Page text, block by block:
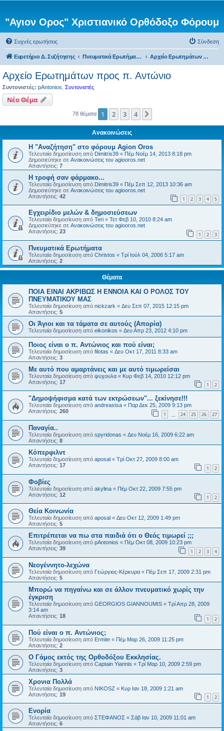
"Αγιον Ορος" Χριστιανικό Ορθόδοξο Φόρουμ
Συχνές ερωτήσεις Σύνδεση
Ευρετήριο Δ. Συζήτησης Πνευματικά Ερωτήματα προς τον π. Αντώνιο Αρχείο Ερωτημάτων προς π. Αντώνιο
Αρχείο Ερωτημάτων προς π. Αντώνιο
Συντονιστές: pAntonios Συντονιστές
Νέο Θέμα
78 θέματα 1 2 3 4
Ανακοινώσεις
Η "Αναζήτηση" στο φόρουμ Agion Oros
Τελευταία δημοσίευση από Dimitris39 « Πέμ Νοέμ 14, 2013 8:18 pm
Δημοσιεύτηκε σε Ανακοινώσεις του agiooros.net
Απαντήσεις: 7
H τροφή σαν φάρμακο...
Τελευταία δημοσίευση από Dimitris39 « Πέμ Σεπ 12, 2013 10:36 am
Δημοσιεύτηκε σε Ανακοινώσεις του agiooros.net
Απαντήσεις: 42 1 2 3 4 5
Εγχειρίδιο μελών & δημοσιεύσεων
Τελευταία δημοσίευση από Teri « Τετ Φεβ 10, 2010 8:24 am
Δημοσιεύτηκε σε Ανακοινώσεις του agiooros.net
Απαντήσεις: 23 1 2 3
Πνευματικά Ερωτήματα
Τελευταία δημοσίευση από Christos « Τρί Ιούλ 04, 2006 5:17 am
Απαντήσεις: 2
Θέματα
ΠΟΙΑ ΕΙΝΑΙ ΑΚΡΙΒΩΣ Η ΕΝΝΟΙΑ ΚΑΙ Ο ΡΟΛΟΣ ΤΟΥ
ΠΝΕΥΜΑΤΙΚΟΥ ΜΑΣ
Τελευταία δημοσίευση από nickzark « Δευ Σεπ 07, 2015 12:15 pm
Απαντήσεις: 5
Οι Άγιοι και τα τάματα σε αυτούς (Απορία)
Τελευταία δημοσίευση από eikonikos « Δευ Απρ 23, 2012 4:10 pm
Ποιος είναι ο π. Αντώνιος και πού είναι;
Τελευταία δημοσίευση από filotas « Δευ Οκτ 17, 2011 8:33 am
Απαντήσεις: 3
Με αυτό που αμαρτάνεις και με αυτό τιμωρείσαι
Τελευταία δημοσίευση από ψυχουλα « Κυρ Φεβ 14, 2010 12:12 pm
Απαντήσεις: 17 1 2
"Δημοψήφισμα κατά των εκτρώσεων"... ξεκίνησε!!!
Τελευταία δημοσίευση από andreastsa « Παρ Δεκ 25, 2009 9:13 pm
Απαντήσεις: 260 1 24 25 26 27
Παναγία..
Τελευταία δημοσίευση από spyridonas « Δευ Νοέμ 16, 2009 6:22 am
Απαντήσεις: 8
Κόπερφιλντ
Τελευταία δημοσίευση από aposal « Τρί Οκτ 27, 2009 8:00 am
Απαντήσεις: 17 1 2
Φοβίες
Τελευταία δημοσίευση από akylina « Πέμ Οκτ 22, 2009 7:55 pm
Απαντήσεις: 12 1 2
Θεία Κοινωνία
Τελευταία δημοσίευση από aposal « Δευ Οκτ 12, 2009 1:49 pm
Απαντήσεις: 5
Επιτρέπεται να πω στα παιδιά ότι ο Θεός τιμωρεί ;;;
Τελευταία δημοσίευση από pAntonios « Πέμ Οκτ 08, 2009 10:23 pm
Απαντήσεις: 39 1 2 3 4
Νεογέννητο-λεχώνα
Τελευταία δημοσίευση από Γεώργιος-Κέρκυρα « Πέμ Σεπ 17, 2009 2:31 pm
Απαντήσεις: 5
Μπορώ να πηγαίνω και σε άλλον πνευματικό χωρίς την
έγκριση
Τελευταία δημοσίευση από GEORGIOS GIANNOUMIS « Τρί Απρ 28, 2009
3:14 am
Απαντήσεις: 18 1 2
Πού είναι ο π. Αντώνιος;
Τελευταία δημοσίευση από Ermite « Πέμ Μαρ 26, 2009 11:25 pm
Απαντήσεις: 2
Ο Γάμος εκτός της Ορθοδόξου Εκκλησίας.
Τελευταία δημοσίευση από Captain Yiannis « Τρί Μαρ 10, 2009 2:59 pm
Απαντήσεις: 3
Χρονια Πολλά
Τελευταία δημοσίευση από NIKOSZ « Κυρ Ιαν 18, 2009 1:21 am
Απαντήσεις: 19 1 2
Ενορία
Τελευταία δημοσίευση από ΣΤΕΦΑΝΟΣ « Σάβ Ιαν 10, 2009 11:01 am
Απαντήσεις: 6